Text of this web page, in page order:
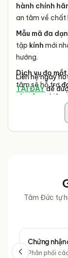
hành chính
an tâm về chất
Mẫu mã đa
tập kính mới
hướng.
Dịch vụ đo
tâm sẽ hỗ trợ
chuyên nghiệp
Giá tốt nhất
Liên hệ ngay
TẠI ĐÂYđể
Tâm Đức tự
Chứng nhận
Phân phối